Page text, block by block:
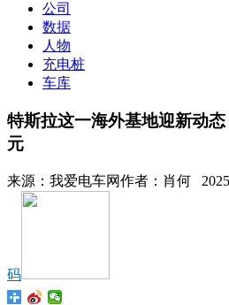
公司
数据
人物
充电桩
车库
特斯拉这一海外基地迎新动
元
来源： 我爱电车网作者： 肖何
码